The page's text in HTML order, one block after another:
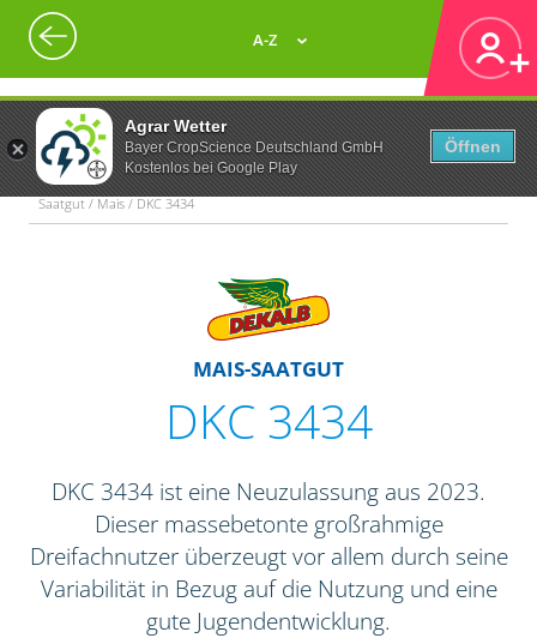
Agrar Wetter
Bayer CropScience Deutschland GmbH
Kostenlos bei Google Play
Öffnen
A-Z
Saatgut / Mais / DKC 3434
MAIS-SAATGUT
DKC 3434
DKC 3434 ist eine Neuzulassung aus 2023.
Dieser massebetonte großrahmige
Dreifachnutzer überzeugt vor allem durch seine
Variabilität in Bezug auf die Nutzung und eine
gute Jugendentwicklung.